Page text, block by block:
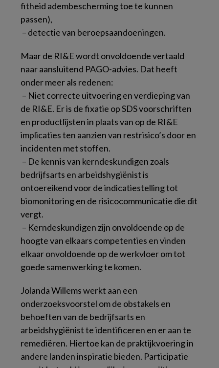
fitheid adembescherming toe te kunnen
passen),
­ – detectie van beroepsaandoeningen.
Maar de RI&E wordt onvoldoende vertaald
naar aansluitend PAGO-advies. Dat heeft
onder meer als redenen:
­ – Niet correcte uitvoering en verdieping van
de RI&E. Er is de fixatie op SDS voorschriften
en productlijsten in plaats van op de RI&E
implicaties ten aanzien van restrisico’s door en
incidenten met stoffen.
­ – De kennis van kerndeskundigen zoals
bedrijfsarts en arbeidshygiënist is
ontoereikend voor de indicatiestelling tot
biomonitoring en de risicocommunicatie die dit
vergt.
­ – Kerndeskundigen zijn onvoldoende op de
hoogte van elkaars competenties en vinden
elkaar onvoldoende op de werkvloer om tot
goede samenwerking te komen.
Jolanda Willems werkt aan een
onderzoeksvoorstel om de obstakels en
behoeften van de bedrijfsarts en
arbeidshygiënist te identificeren en er aan te
remediëren. Hiertoe kan de praktijkvoering in
andere landen inspiratie bieden. Participatie